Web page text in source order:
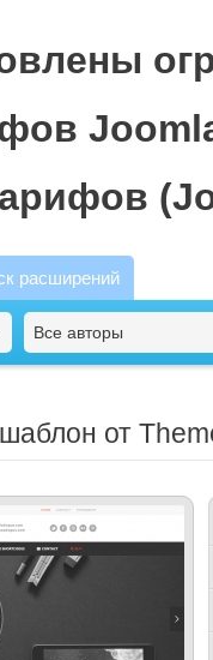
расширений
Все авторы
от